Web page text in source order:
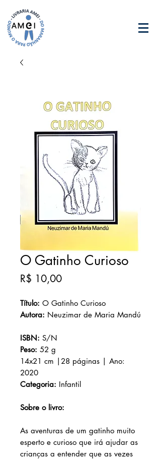
O Gatinho Curioso
R$ 10,00Preço
Título: O Gatinho Curioso
Autora: Neuzimar de Maria Mandú
ISBN: S/N
Peso: 52 g
14x21 cm |28 páginas | Ano:
2020
Categoria: Infantil
Sobre o livro:
As aventuras de um gatinho muito
esperto e curioso que irá ajudar as
crianças a entender que as vezes